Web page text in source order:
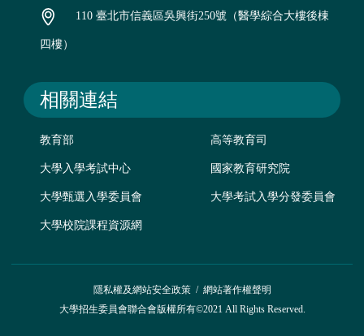
110 臺北市信義區吳興街250號（醫學綜合大樓後棟
四樓）
相關連結
教育部 高等教育司
大學入學考試中心 國家教育研究院
大學甄選入學委員會 大學考試入學分發委員會
大學校院課程資源網
隱私權及網站安全政策/ 網站著作權聲明
大學招生委員會聯合會版權所有©2021 All Rights Reserved.